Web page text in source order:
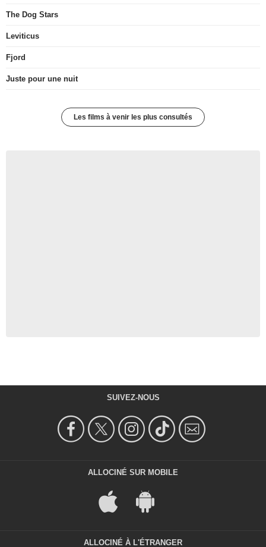
The Dog Stars
Leviticus
Fjord
Juste pour une nuit
Les films à venir les plus consultés
SUIVEZ-NOUS
ALLOCINÉ SUR MOBILE
ALLOCINÉ À L'ÉTRANGER